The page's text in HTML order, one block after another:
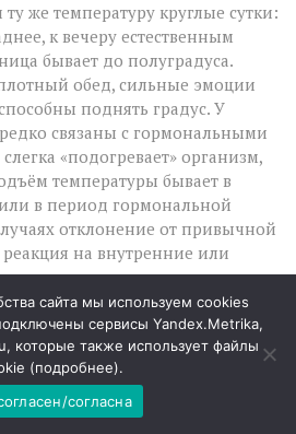
же температуру круглые сутки:
к вечеру естественным
бывает до полуградуса.
обед, сильные эмоции
поднять градус. У
связаны с гормональными
«подогревает» организм,
температуры бывает в
в период гормональной
отклонение от привычной
на внутренние или
несколько дней подряд,
бытовых колебаний.
себя вялотекущие инфекции — от
сайта мы используем cookies
сервисы Yandex.Metrika,
которые также использует файлы
(подробнее).
согласна